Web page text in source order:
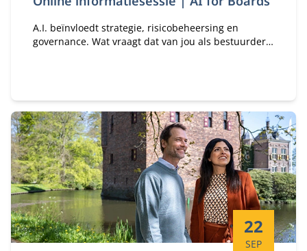
A.I. beïnvloedt strategie, risicobeheersing en
governance. Wat vraagt dat van jou als bestuurder
Startdatum:
22
SEP